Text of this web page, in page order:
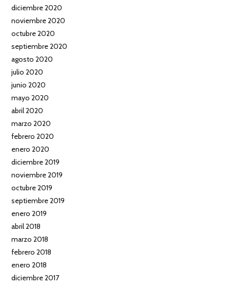
diciembre 2020
noviembre 2020
octubre 2020
septiembre 2020
agosto 2020
julio 2020
junio 2020
mayo 2020
abril 2020
marzo 2020
febrero 2020
enero 2020
diciembre 2019
noviembre 2019
octubre 2019
septiembre 2019
enero 2019
abril 2018
marzo 2018
febrero 2018
enero 2018
diciembre 2017